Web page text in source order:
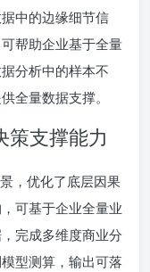
中的边缘细节信
帮助企业基于全量
分析中的样本不
全量数据支撑。
策支撑能力
，优化了底层因果
可基于企业全量业
完成多维度商业分
型测算，输出可落